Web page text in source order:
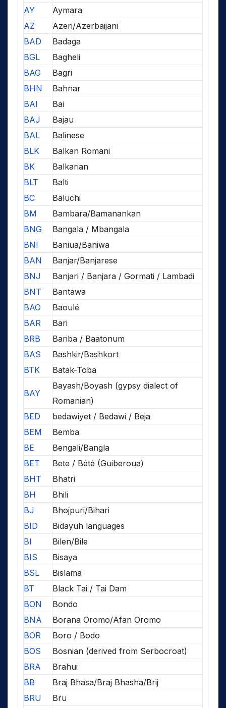
AY
Aymara
AZ
Azeri/Azerbaijani
BAD
Badaga
BGL
Bagheli
BAG
Bagri
BHN
Bahnar
BAI
Bai
BAJ
Bajau
BAL
Balinese
BLK
Balkan Romani
BK
Balkarian
BLT
Balti
BC
Baluchi
BM
Bambara/Bamanankan
BNG
Bangala / Mbangala
BNI
Baniua/Baniwa
BAN
Banjar/Banjarese
BNJ
Banjari / Banjara / Gormati / Lambadi
BNT
Bantawa
BAO
Baoulé
BAR
Bari
BRB
Bariba / Baatonum
BAS
Bashkir/Bashkort
BTK
Batak-Toba
BAY
Bayash/Boyash (gypsy dialect of
Romanian)
BED
bedawiyet / Bedawi / Beja
BEM
Bemba
BE
Bengali/Bangla
BET
Bete / Bété (Guiberoua)
BHT
Bhatri
BH
Bhili
BJ
Bhojpuri/Bihari
BID
Bidayuh languages
BI
Bilen/Bile
BIS
Bisaya
BSL
Bislama
BT
Black Tai / Tai Dam
BON
Bondo
BNA
Borana Oromo/Afan Oromo
BOR
Boro / Bodo
BOS
Bosnian (derived from Serbocroat)
BRA
Brahui
BB
Braj Bhasa/Braj Bhasha/Brij
BRU
Bru